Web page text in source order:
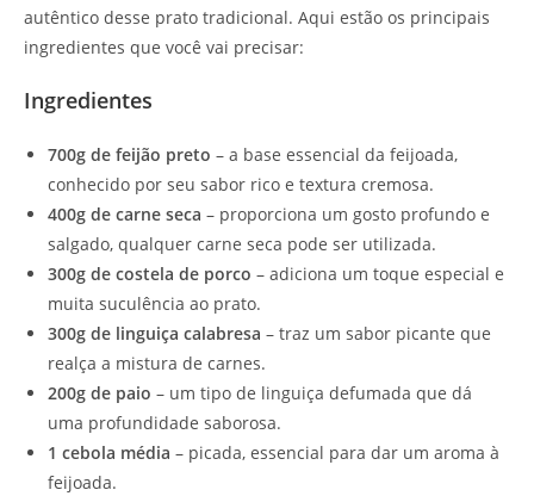
autêntico desse prato tradicional. Aqui estão os principais
ingredientes que você vai precisar:
Ingredientes
700g de feijão preto – a base essencial da feijoada,
conhecido por seu sabor rico e textura cremosa.
400g de carne seca – proporciona um gosto profundo e
salgado, qualquer carne seca pode ser utilizada.
300g de costela de porco – adiciona um toque especial e
muita suculência ao prato.
300g de linguiça calabresa – traz um sabor picante que
realça a mistura de carnes.
200g de paio – um tipo de linguiça defumada que dá
uma profundidade saborosa.
1 cebola média – picada, essencial para dar um aroma à
feijoada.